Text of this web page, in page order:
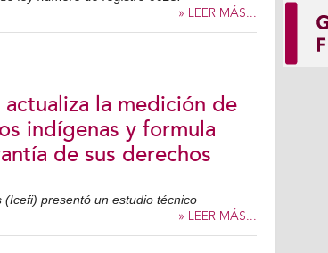
» LEER MÁS...
la medición de
indígenas y formula
de sus derechos
presentó un estudio técnico
» LEER MÁS...